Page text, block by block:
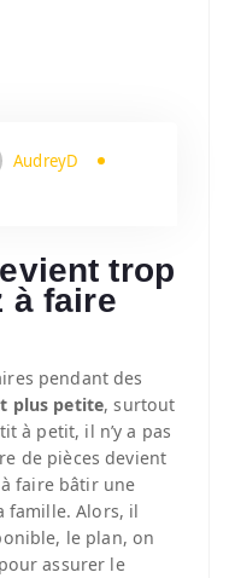
AudreyD
trop
à faire
pendant des
plus petite, surtout
à petit, il n’y a pas
de pièces devient
faire bâtir une
famille. Alors, il
le plan, on
assurer le